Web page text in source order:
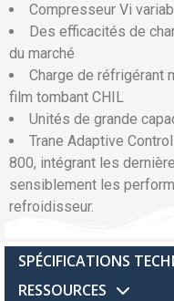
Compresseur Vi
Des efficacités de
du marché
Charge de réfrigérant
film tombant CHIL
Unités de grande
Trane Adaptive
800, intégrant les
sensiblement les
refroidisseur.
SPÉCIFICATIONS
RESSOURCES